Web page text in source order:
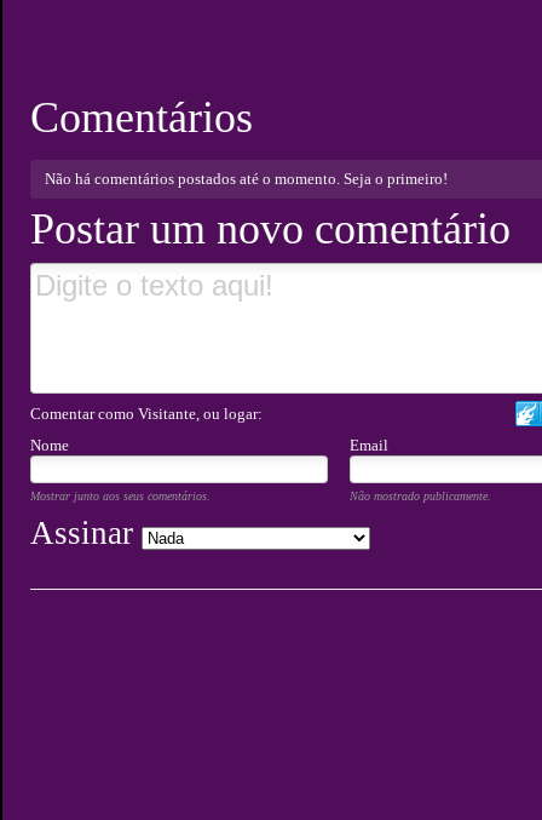
Comentários
Não há comentários postados até o momento. Seja o primeiro!
Postar um novo comentário
Comentar como Visitante, ou logar:
Nome
Email
Mostrar junto aos seus comentários. Não mostrado publicamente.
Assinar